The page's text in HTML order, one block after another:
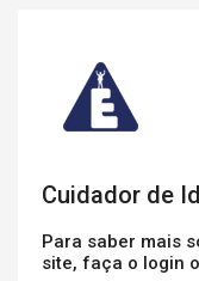
Cuidador de
Para saber mais
site, faça o login